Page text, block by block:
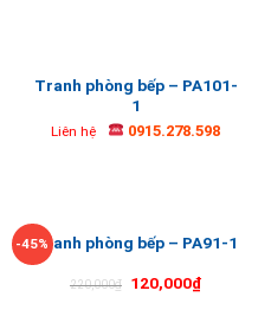
Tranh phòng bếp – PA101-
1
Liên hệ 0915.278.598
-45%Tranh phòng bếp – PA91-1
220,000₫ 120,000₫